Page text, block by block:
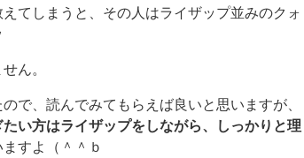
てしまうと、その人はライザップ並みのクォ
ん。
で、読んでみてもらえば良いと思いますが、
たい方はライザップをしながら、しっかりと理
ますよ（＾＾ｂ